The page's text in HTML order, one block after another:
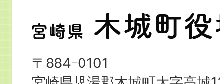
宮
崎
県
木
〒884-0101